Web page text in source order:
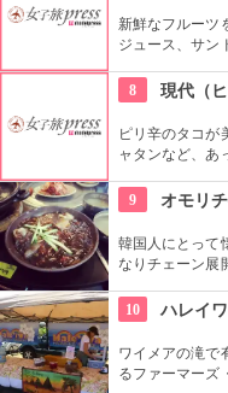
新鮮なフルーツ
ジュース、サン
美味しいスイー
8 現代（
ピリ辛のタコが
ャタンなど、あ
ご飯も止まらな
9 オモリ
韓国人にとって
なりチェーン展
ムチ「ゴッチ
ろん熟成キムチ
10 ハレイ
ワイメアの滝で
るファーマーズ